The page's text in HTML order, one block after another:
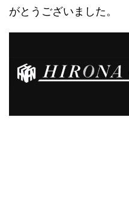
がとうございました。